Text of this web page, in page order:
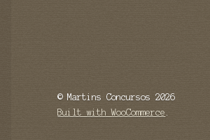
© Martins Concursos 2026
Built with WooCommerce